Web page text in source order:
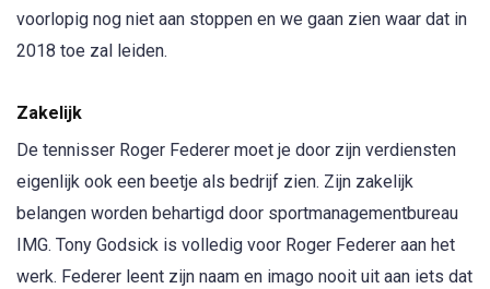
voorlopig nog niet aan stoppen en we gaan zien waar dat in
2018 toe zal leiden.
Zakelijk
De tennisser Roger Federer moet je door zijn verdiensten
eigenlijk ook een beetje als bedrijf zien. Zijn zakelijk
belangen worden behartigd door sportmanagementbureau
IMG. Tony Godsick is volledig voor Roger Federer aan het
werk. Federer leent zijn naam en imago nooit uit aan iets dat